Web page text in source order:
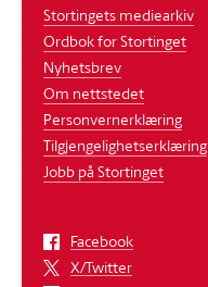
Stortingets mediearkiv
Ordbok for Stortinget
Nyhetsbrev
Om nettstedet
Personvernerklæring
Tilgjengelighetserklæring
Jobb på Stortinget
Facebook
X/Twitter